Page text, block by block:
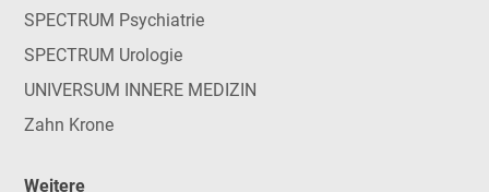
SPECTRUM Psychiatrie
SPECTRUM Urologie
UNIVERSUM INNERE MEDIZIN
Zahn Krone
Weitere